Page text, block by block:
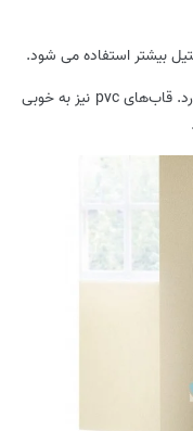
فلز استیل مقاومت بالا و جلوه بسیار زیبایی دارد. قاب‌های pvc نیز به خوبی